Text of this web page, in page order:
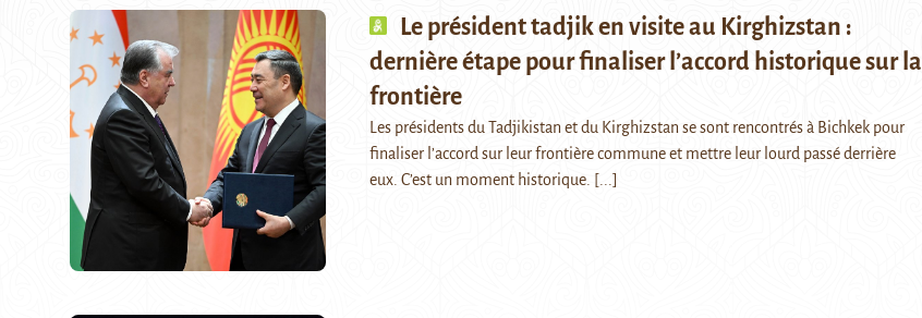
Le président tadjik en visite au Kirghizstan :
dernière étape pour finaliser l’accord historique sur la
frontière
Les présidents du Tadjikistan et du Kirghizstan se sont rencontrés à Bichkek pour
finaliser l’accord sur leur frontière commune et mettre leur lourd passé derrière
eux. C’est un moment historique. [...]